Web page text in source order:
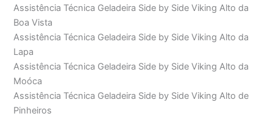
Assistência Técnica Geladeira Side by Side Viking Alto da
Boa Vista
Assistência Técnica Geladeira Side by Side Viking Alto da
Lapa
Assistência Técnica Geladeira Side by Side Viking Alto da
Moóca
Assistência Técnica Geladeira Side by Side Viking Alto de
Pinheiros